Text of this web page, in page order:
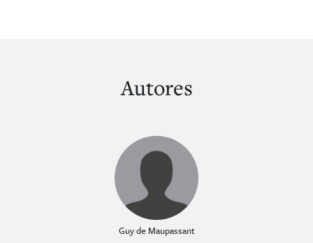
Autores
Guy de Maupassant